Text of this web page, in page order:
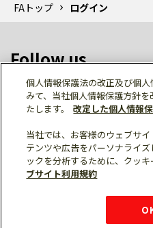
FAトップ ログイン
Follow us
個人情報保護 利用規約
サイトマップ
三菱電機
個人情報保護法の改正及び個
みて、当社個人情報保護方針
たします。
改定した個人情報
当社では、お客様のウェブサ
テンツや広告をパーソナライ
ックを分析するために、クッキ
ブサイト利用規約
チャット